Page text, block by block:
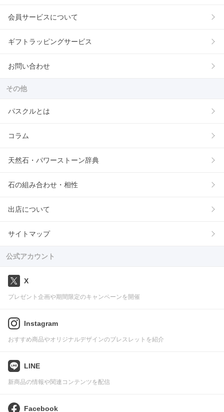
会員サービスについて
ギフトラッピングサービス
お問い合わせ
その他
パスクルとは
コラム
天然石・パワーストーン辞典
石の組み合わせ・相性
出店について
サイトマップ
公式アカウント
X
プレゼント企画や期間限定のキャンペーンを開催
Instagram
おすすめ商品やオリジナルデザインのブレスレットを紹介
LINE
新商品の情報や関連コンテンツを配信
Facebook